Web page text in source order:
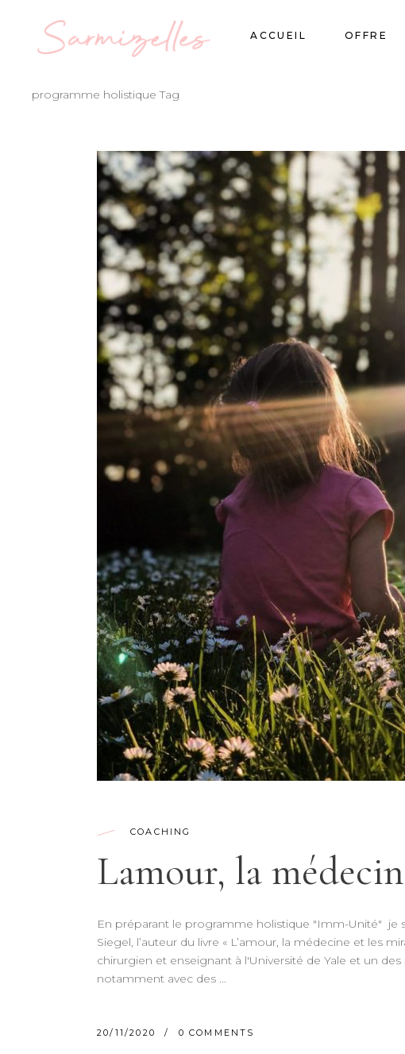
ACCUEIL OFFRE
programme holistique Tag
COACHING
Lamour, la
En préparant le programme holistique "Imm-Unité" je
Siegel, l’auteur du livre « L’amour, la médecine et les
chirurgien et enseignant à l'Université de Yale et un
notamment avec des
20/11/2020 0 COMMENTS